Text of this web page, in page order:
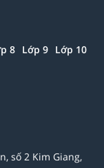
8 Lớp 9 Lớp 10
số 2 Kim Giang,